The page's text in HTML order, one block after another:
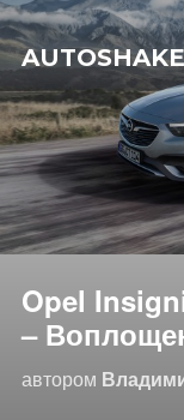
Перейти
к
содержимому
Opel
–
автором